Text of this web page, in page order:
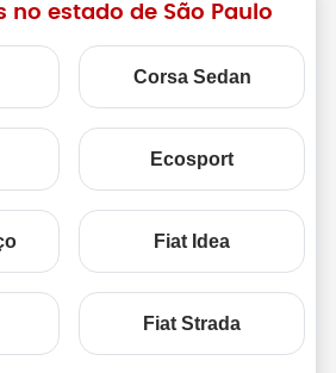
no estado de São Paulo
Corsa Sedan
Ecosport
Fiat Idea
Fiat Strada